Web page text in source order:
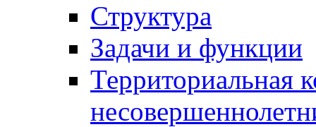
Структура
Задачи и функции
Территориальная